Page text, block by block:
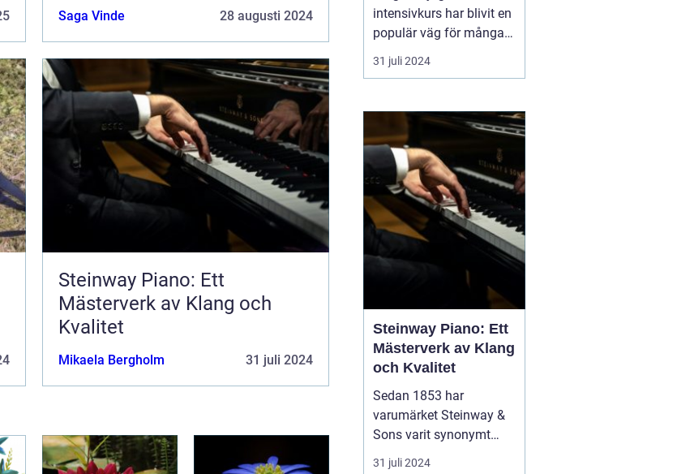
Saga Vinde 28 augusti 2024
Steinway Piano: Ett
Mästerverk av Klang och
Kvalitet
Mikaela Bergholm 31 juli 2024
intensivkurs har blivit en
populär väg för många
naturintresserade att
komma närmare
ansvarsfull jakt. En väl
utformad kurs ger den
blivande jägaren de...
31 juli 2024
Steinway Piano: Ett
Mästerverk av Klang
och Kvalitet
Sedan 1853 har
varumärket Steinway &
Sons varit synonymt
med innovation,
31 juli 2024